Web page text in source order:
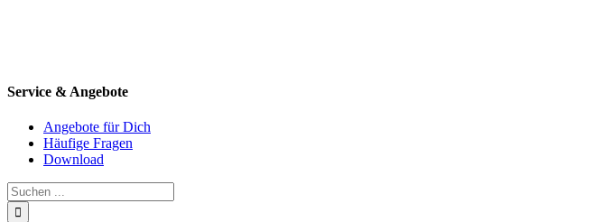
Service & Angebote
Angebote für Dich
Häufige Fragen
Download